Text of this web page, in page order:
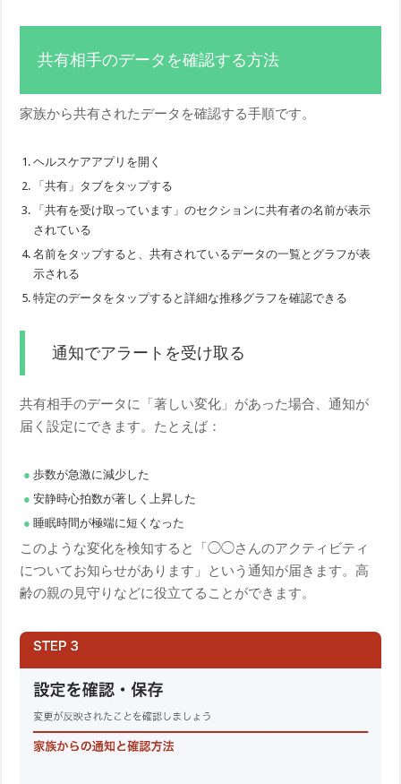
共有相手のデータを確認する方法
家族から共有されたデータを確認する手順です。
ヘルスケアアプリを開く
「共有」タブをタップする
「共有を受け取っています」のセクションに共有者の名前が表示
されている
名前をタップすると、共有されているデータの一覧とグラフが表
示される
特定のデータをタップすると詳細な推移グラフを確認できる
通知でアラートを受け取る
共有相手のデータに「著しい変化」があった場合、通知が
届く設定にできます。たとえば：
歩数が急激に減少した
安静時心拍数が著しく上昇した
睡眠時間が極端に短くなった
このような変化を検知すると「◯◯さんのアクティビティ
についてお知らせがあります」という通知が届きます。高
齢の親の見守りなどに役立てることができます。